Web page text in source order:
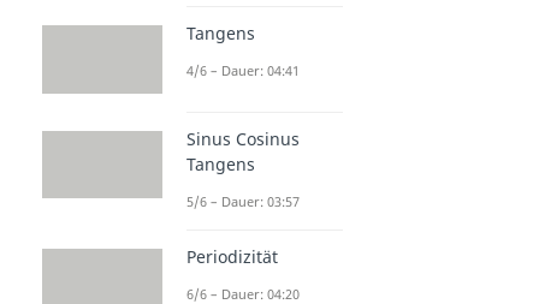
Tangens
4/6 – Dauer: 04:41
Sinus Cosinus
Tangens
5/6 – Dauer: 03:57
Periodizität
6/6 – Dauer: 04:20